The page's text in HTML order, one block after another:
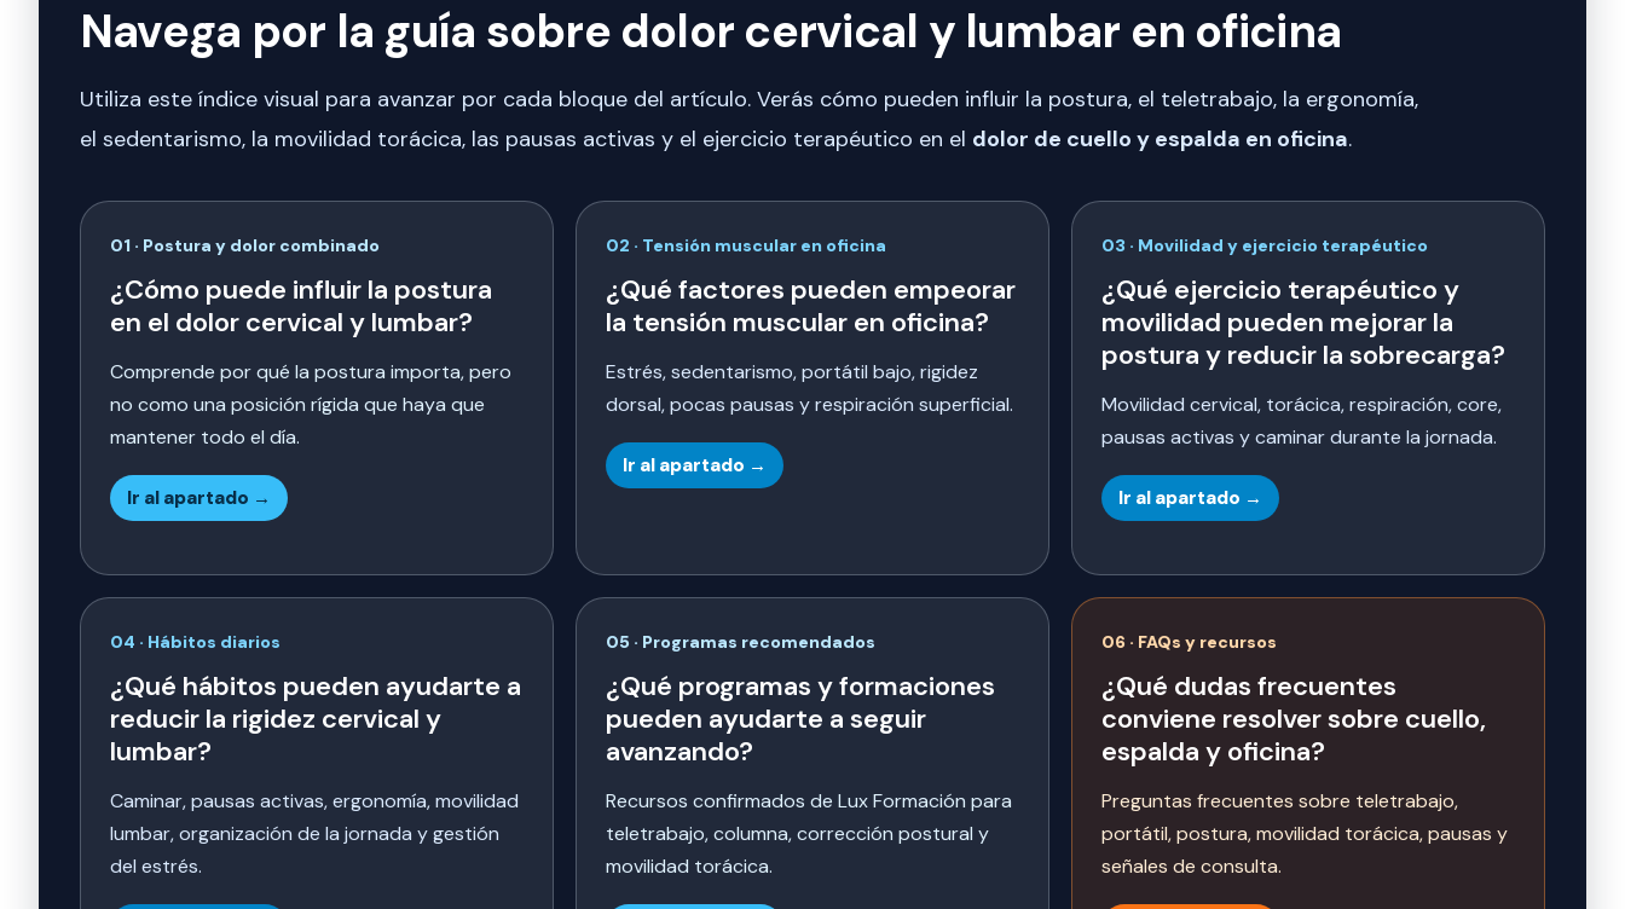
Navega por la guía sobre dolor cervical y lumbar en oficina
Utiliza este índice visual para avanzar por cada bloque del artículo. Verás cómo pueden influir la postura, el teletrabajo, la ergonomía,
el sedentarismo, la movilidad torácica, las pausas activas y el ejercicio terapéutico en el dolor de cuello y espalda en oficina.
01 · Postura y dolor combinado
¿Cómo puede influir la postura
en el dolor cervical y lumbar?
Comprende por qué la postura importa, pero
no como una posición rígida que haya que
mantener todo el día.
Ir al apartado →
02 · Tensión muscular en oficina
¿Qué factores pueden empeorar
la tensión muscular en oficina?
Estrés, sedentarismo, portátil bajo, rigidez
dorsal, pocas pausas y respiración superficial.
Ir al apartado →
03 · Movilidad y ejercicio terapéutico
¿Qué ejercicio terapéutico y
movilidad pueden mejorar la
postura y reducir la sobrecarga?
Movilidad cervical, torácica, respiración, core,
pausas activas y caminar durante la jornada.
Ir al apartado →
04 · Hábitos diarios
¿Qué hábitos pueden ayudarte a
reducir la rigidez cervical y
lumbar?
Caminar, pausas activas, ergonomía, movilidad
lumbar, organización de la jornada y gestión
del estrés.
05 · Programas recomendados
¿Qué programas y formaciones
pueden ayudarte a seguir
avanzando?
Recursos confirmados de Lux Formación para
teletrabajo, columna, corrección postural y
movilidad torácica.
06 · FAQs y recursos
¿Qué dudas frecuentes
conviene resolver sobre cuello,
espalda y oficina?
Preguntas frecuentes sobre teletrabajo,
portátil, postura, movilidad torácica, pausas y
señales de consulta.